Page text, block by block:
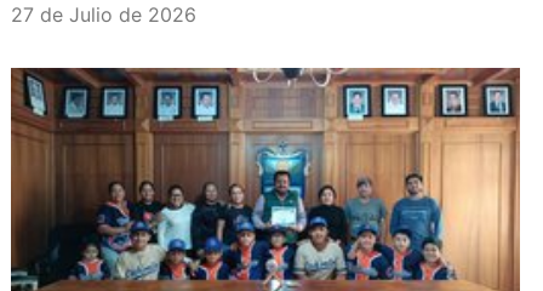
27 de Julio de 2026